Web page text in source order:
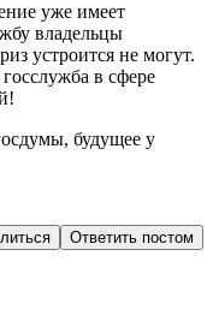
уже имеет
владельцы
устроится не могут.
в сфере
будущее у
Ответить постом